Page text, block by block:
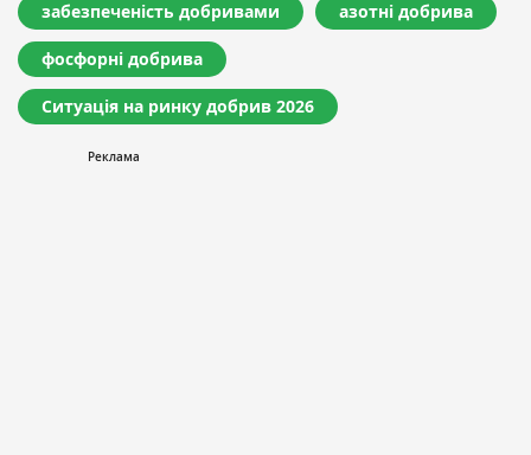
забезпеченість добривами азотні добрива
фосфорні добрива
Ситуація на ринку добрив 2026